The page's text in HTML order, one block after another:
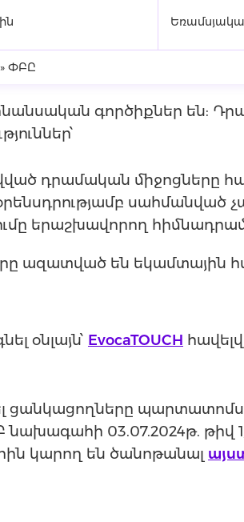
ՓԲԸ
գործիքներ են:
դրամական միջոցները
սահմանված
երաշխավորող
ազատված են եկամտային
օնլայն՝ EvocaTOUCH
03.07.2024թ. թիվ
կարող են ծանոթանալ